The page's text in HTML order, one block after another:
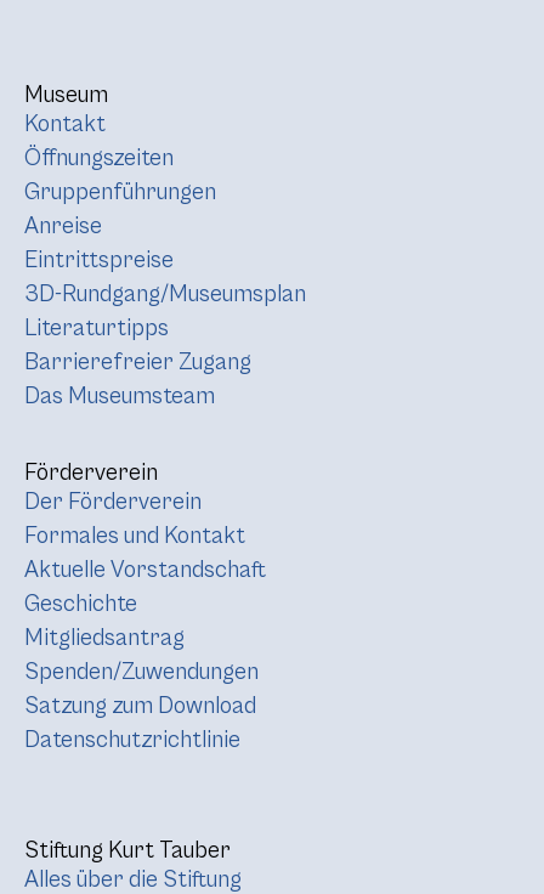
Museum
Kontakt
Öffnungszeiten
Gruppenführungen
Anreise
Eintrittspreise
3D-Rundgang/Museumsplan
Literaturtipps
Barrierefreier Zugang
Das Museumsteam
Förderverein
Der Förderverein
Formales und Kontakt
Aktuelle Vorstandschaft
Geschichte
Mitgliedsantrag
Spenden/Zuwendungen
Satzung zum Download
Datenschutzrichtlinie
Stiftung Kurt Tauber
Alles über die Stiftung